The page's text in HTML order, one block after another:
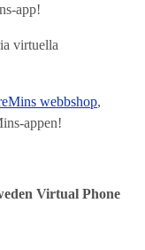
app!
virtuella
webbshop,
appen!
Virtual Phone